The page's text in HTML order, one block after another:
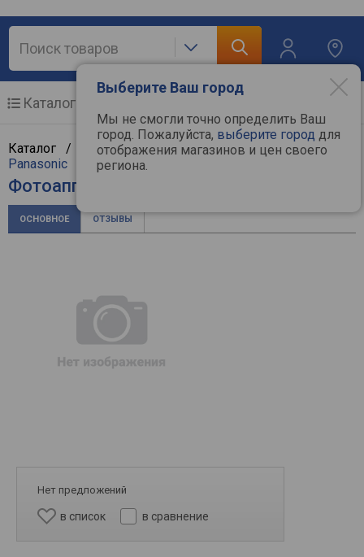
Выберите Ваш город
Мы не смогли точно определить Ваш
город. Пожалуйста, выберите город для
отображения магазинов и цен своего
региона.
Каталог
Каталог / Фототехника/Фотоаппараты/
Panasonic
Фотоаппарат Panasonic DC-GH7
ОСНОВНОЕ ОТЗЫВЫ
Нет предложений
в список в сравнение